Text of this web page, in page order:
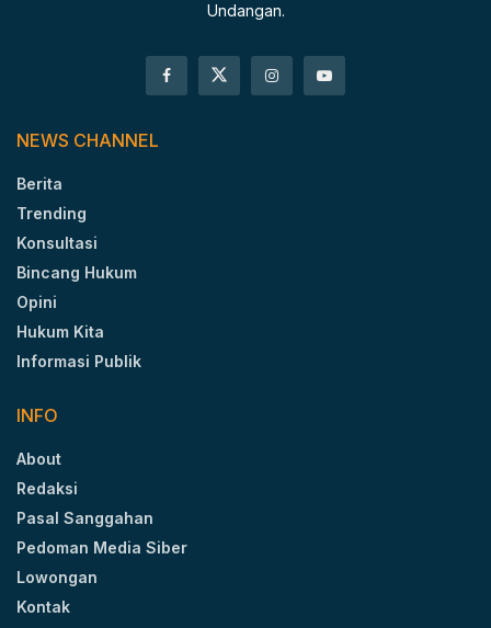
Undangan.
NEWS CHANNEL
Berita
Trending
Konsultasi
Bincang Hukum
Opini
Hukum Kita
Informasi Publik
INFO
About
Redaksi
Pasal Sanggahan
Pedoman Media Siber
Lowongan
Kontak